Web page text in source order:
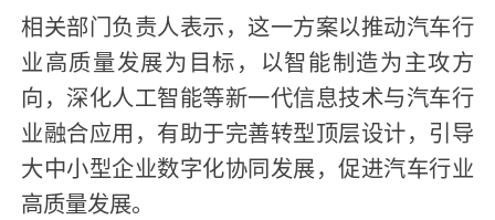
相关部门负责人表示，这一方案以推动汽车行
业高质量发展为目标，以智能制造为主攻方
向，深化人工智能等新一代信息技术与汽车行
业融合应用，有助于完善转型顶层设计，引导
大中小型企业数字化协同发展，促进汽车行业
高质量发展。